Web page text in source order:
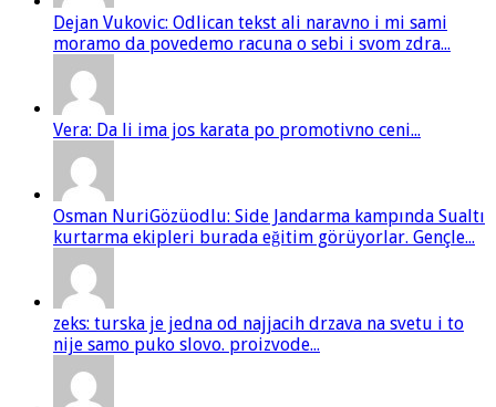
Dejan Vukovic: Odlican tekst ali naravno i mi sami
moramo da povedemo racuna o sebi i svom zdra...
Vera: Da li ima jos karata po promotivno ceni...
Osman NuriGözüodlu: Side Jandarma kampında Sualtı
kurtarma ekipleri burada eğitim görüyorlar. Gençle...
zeks: turska je jedna od najjacih drzava na svetu i to
nije samo puko slovo. proizvode...